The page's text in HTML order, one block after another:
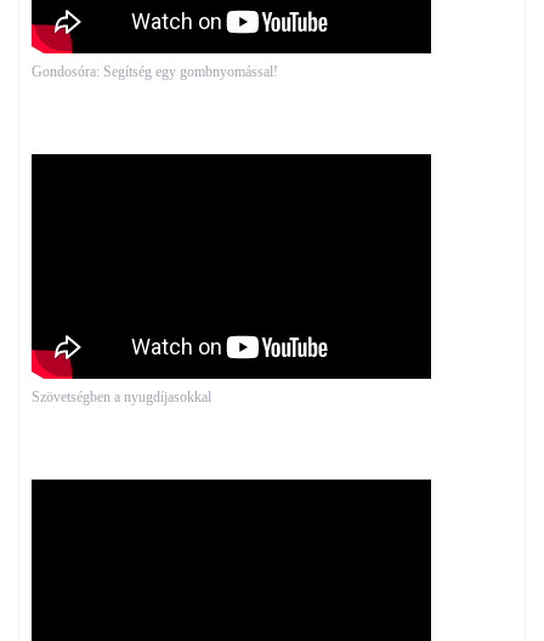
Gondosóra: Segítség egy gombnyomással!
Szövetségben a nyugdíjasokkal